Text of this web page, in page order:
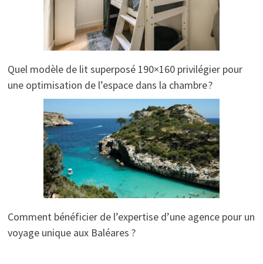
Quel modèle de lit superposé 190×160 privilégier pour
une optimisation de l’espace dans la chambre ?
Comment bénéficier de l’expertise d’une agence pour un
voyage unique aux Baléares ?